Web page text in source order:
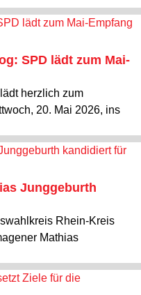
SPD lädt zum Mai-
herzlich zum
20. Mai 2026, ins
Junggeburth
Rhein-Kreis
Mathias